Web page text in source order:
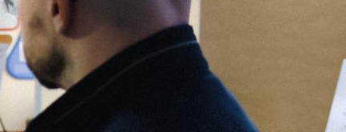
региональный компонент курса
«Россия – мои горизонты»
поможет школьникам с
выбором актуальной профессии
5 августа 2026
НГПУ ждет первокурсников на